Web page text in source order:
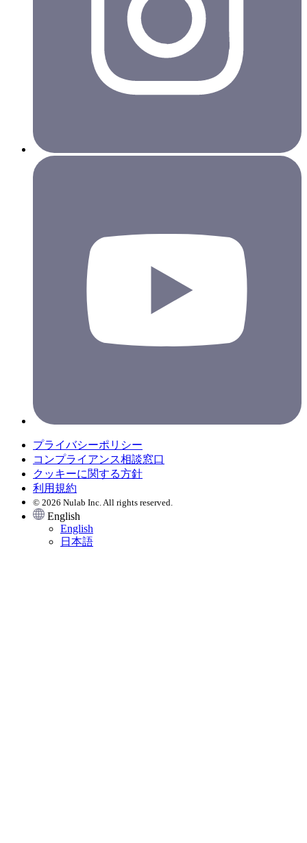
プライバシーポリシー
コンプライアンス相談窓口
クッキーに関する方針
利用規約
© 2026 Nulab Inc. All rights reserved.
English
English
日本語